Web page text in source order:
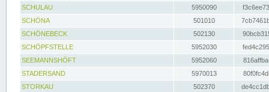
SCHULAU
5950090
SCHÖNA
501010
SCHÖNEBECK
502130
SCHÖPFSTELLE
5952030
SEEMANNSHÖFT
5952060
STADERSAND
5970013
STORKAU
502370